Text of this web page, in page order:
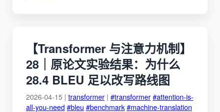
【Transformer 与注意力机制】
28｜原论文实验结果：为什么
28.4 BLEU 足以改写路线图
2026-04-15 | transformer | #transformer#attention-is-
all-you-need#bleu #benchmark#machine-translation